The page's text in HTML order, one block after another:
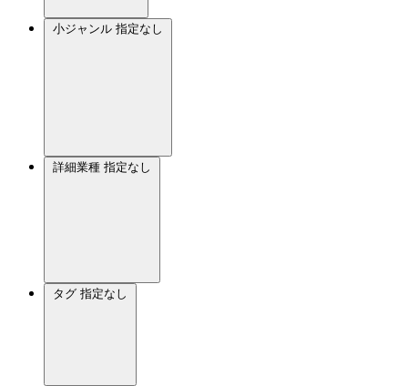
小ジャンル 指定なし
詳細業種 指定なし
タグ 指定なし